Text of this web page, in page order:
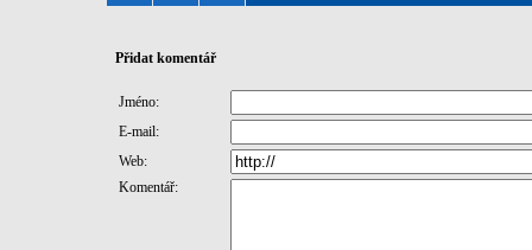
Přidat komentář
Jméno:
E-mail:
Web:
Komentář: